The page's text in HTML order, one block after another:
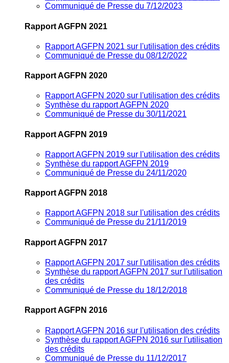
Communiqué de Presse du 7/12/2023
Rapport AGFPN 2021
Rapport AGFPN 2021 sur l'utilisation des crédits
Communiqué de Presse du 08/12/2022
Rapport AGFPN 2020
Rapport AGFPN 2020 sur l'utilisation des crédits
Synthèse du rapport AGFPN 2020
Communiqué de Presse du 30/11/2021
Rapport AGFPN 2019
Rapport AGFPN 2019 sur l'utilisation des crédits
Synthèse du rapport AGFPN 2019
Communiqué de Presse du 24/11/2020
Rapport AGFPN 2018
Rapport AGFPN 2018 sur l'utilisation des crédits
Communiqué de Presse du 21/11/2019
Rapport AGFPN 2017
Rapport AGFPN 2017 sur l'utilisation des crédits
Synthèse du rapport AGFPN 2017 sur l'utilisation
des crédits
Communiqué de Presse du 18/12/2018
Rapport AGFPN 2016
Rapport AGFPN 2016 sur l'utilisation des crédits
Synthèse du rapport AGFPN 2016 sur l'utilisation
des crédits
Communiqué de Presse du 11/12/2017